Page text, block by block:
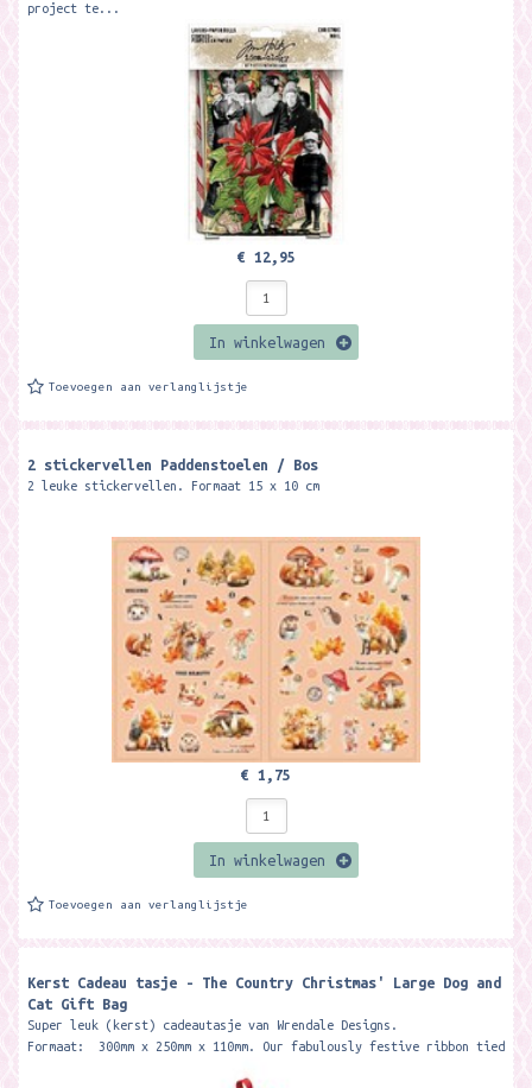
project te...
€ 12,95
In winkelwagen
Toevoegen aan verlanglijstje
2 stickervellen Paddenstoelen / Bos
2 leuke stickervellen. Formaat 15 x 10 cm
€ 1,75
In winkelwagen
Toevoegen aan verlanglijstje
Kerst Cadeau tasje - The Country Christmas' Large Dog and
Cat Gift Bag
Super leuk (kerst) cadeautasje van Wrendale Designs.
Formaat: 300mm x 250mm x 110mm. Our fabulously festive ribbon tied